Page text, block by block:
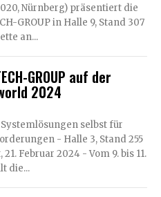
Nürnberg) präsentiert die
GROUP in Halle 9, Stand 307
an...
GROUP auf der
2024
selbst für
- Halle 3, Stand 255
Februar 2024 - Vom 9. bis 11.
die...